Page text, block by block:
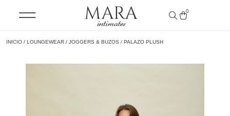
0
INICIO / LOUNGEWEAR / JOGGERS & BUZOS / PALAZO PLUSH